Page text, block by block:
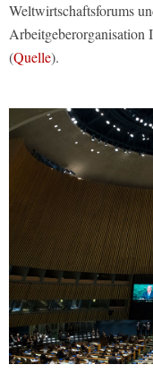
Weltwirtschaftsforums
Arbeitgeberorganisation
(Quelle).